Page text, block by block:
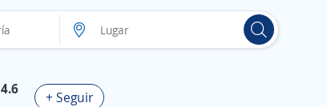
4.6
+ Seguir